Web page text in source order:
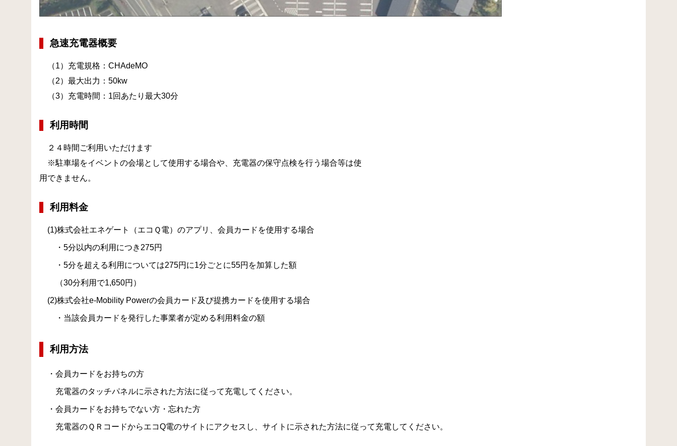
急速充電器概要
（1）充電規格：CHAdeMO
（2）最大出力：50kw
（3）充電時間：1回あたり最大30分
利用時間
２４時間ご利用いただけます
※駐車場をイベントの会場として使用する場合や、充電器の保守点検を行う場合等は使
用できません。
利用料金
(1)株式会社エネゲート（エコＱ電）のアプリ、会員カードを使用する場合
・5分以内の利用につき275円
・5分を超える利用については275円に1分ごとに55円を加算した額
（30分利用で1,650円）
(2)株式会社e-Mobility Powerの会員カード及び提携カードを使用する場合
・当該会員カードを発行した事業者が定める利用料金の額
利用方法
・会員カードをお持ちの方
充電器のタッチパネルに示された方法に従って充電してください。
・会員カードをお持ちでない方・忘れた方
充電器のＱＲコードからエコQ電のサイトにアクセスし、サイトに示された方法に従って充電してください。